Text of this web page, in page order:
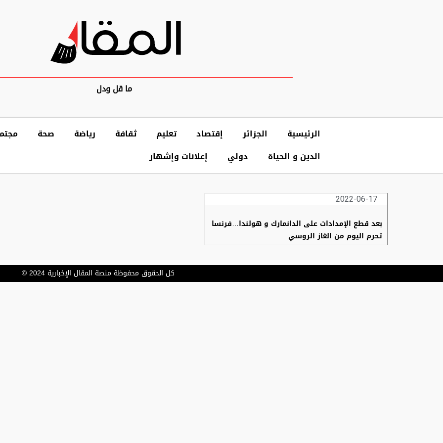
ما قل ودل
الرئيسية الجزائر إقتصاد تعليم ثقافة رياضة صحة
الدين و الحياة
دولي إعلانات وإشهار
2022-06-17
بعد قطع الإمدادات على الدانمارك و هولندا…فرنسا
تحرم اليوم من الغاز الروسي
كل الحقوق محفوظة منصة المقال الإخبارية 2024 ©